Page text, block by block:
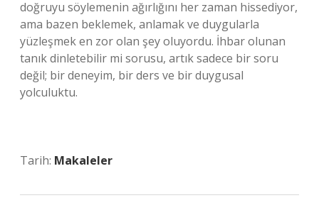
doğruyu söylemenin ağırlığını her zaman hissediyor,
ama bazen beklemek, anlamak ve duygularla
yüzleşmek en zor olan şey oluyordu. İhbar olunan
tanık dinletebilir mi sorusu, artık sadece bir soru
değil; bir deneyim, bir ders ve bir duygusal
yolculuktu.
Tarih: Makaleler